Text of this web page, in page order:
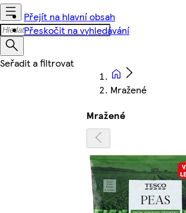
Přejít na hlavní obsah
Přeskočit na vyhledávání
Mražené
Mražené